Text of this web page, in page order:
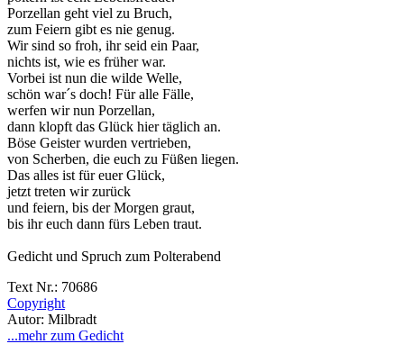
Porzellan geht viel zu Bruch,
zum Feiern gibt es nie genug.
Wir sind so froh, ihr seid ein Paar,
nichts ist, wie es früher war.
Vorbei ist nun die wilde Welle,
schön war´s doch! Für alle Fälle,
werfen wir nun Porzellan,
dann klopft das Glück hier täglich an.
Böse Geister wurden vertrieben,
von Scherben, die euch zu Füßen liegen.
Das alles ist für euer Glück,
jetzt treten wir zurück
und feiern, bis der Morgen graut,
bis ihr euch dann fürs Leben traut.
Gedicht und Spruch zum Polterabend
Text Nr.: 70686
Copyright
Autor: Milbradt
...mehr zum Gedicht